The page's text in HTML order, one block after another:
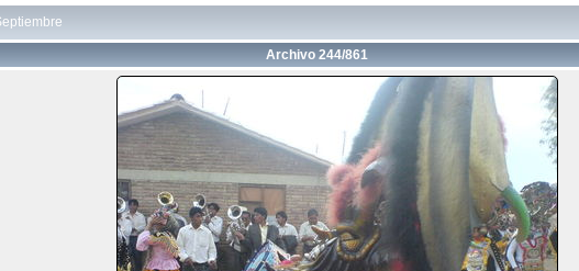
Archivo 244/861